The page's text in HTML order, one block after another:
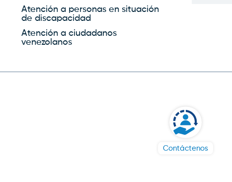
Contáctenos
pills without diet weight
loss problem
popular weight loss
programs
Atención a personas en situación
de discapacidad
Atención a ciudadanos
venezolanos